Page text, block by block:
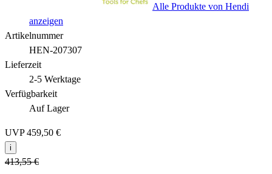
Alle Produkte von Hendi
anzeigen
Artikelnummer
HEN-207307
Lieferzeit
2-5 Werktage
Verfügbarkeit
Auf Lager
UVP459,50 €
i
413,55 €